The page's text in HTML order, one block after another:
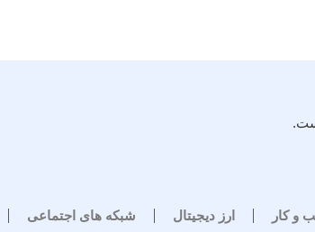
و کار ارز دیجیتال شبکه های اجتماعی